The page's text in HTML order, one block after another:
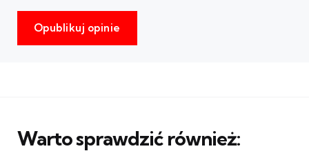
Warto sprawdzić również: